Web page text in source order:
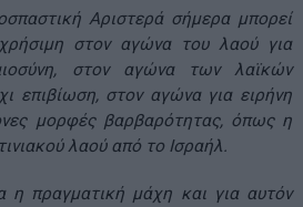
Αριστερά σήμερα μπορεί
στον αγώνα του λαού για
στον αγώνα των λαϊκών
επιβίωση, στον αγώνα για ειρήνη
μορφές βαρβαρότητας, όπως η
λαού από το Ισραήλ.
η πραγματική μάχη και για αυτόν